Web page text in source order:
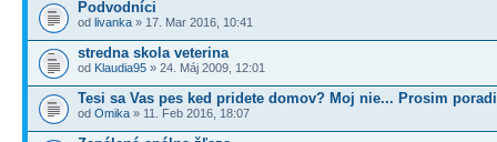
Podvodníci
od livanka » 17. Mar 2016, 10:41
stredna skola veterina
od Klaudia95 » 24. Máj 2009, 12:01
Tesi sa Vas pes ked pridete domov? Moj nie... Prosim
od Omika » 11. Feb 2016, 18:07